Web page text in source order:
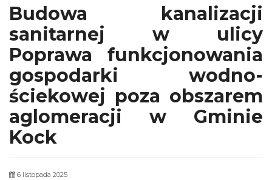
Budowa kanalizacji
sanitarnej w ulicy
Poprawa funkcjonowania
gospodarki wodno-
ściekowej poza obszarem
aglomeracji w Gminie
Kock
6 listopada 2025